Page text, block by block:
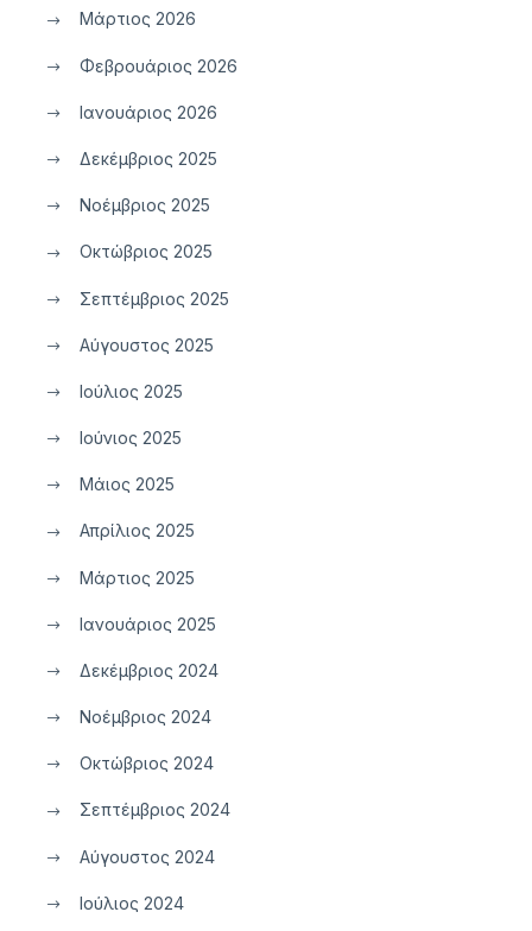
Μάρτιος 2026
Φεβρουάριος 2026
Ιανουάριος 2026
Δεκέμβριος 2025
Νοέμβριος 2025
Οκτώβριος 2025
Σεπτέμβριος 2025
Αύγουστος 2025
Ιούλιος 2025
Ιούνιος 2025
Μάιος 2025
Απρίλιος 2025
Μάρτιος 2025
Ιανουάριος 2025
Δεκέμβριος 2024
Νοέμβριος 2024
Οκτώβριος 2024
Σεπτέμβριος 2024
Αύγουστος 2024
Ιούλιος 2024